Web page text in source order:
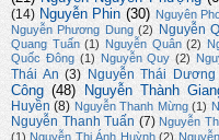
(14) Nguyễn Phin (30) Nguyên
Nguyễn Phương Dung (2) Nguyễn
Quang Tuấn (1) Nguyễn Quân (2)
Quốc Đông (1) Nguyễn Quy (2)
Thái An (3) Nguyễn Thái Dương
Công (48) Nguyễn Thành
Huyền (8) Nguyễn Thanh Mừng (1)
Nguyễn Thanh Tuấn (7) Nguyễn
(1) Nguyễn Thị Ánh Huỳnh (2)